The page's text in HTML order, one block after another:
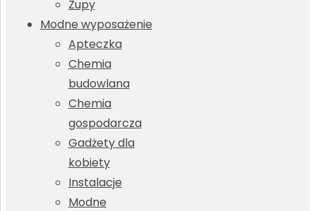
Zupy
Modne wyposażenie
Apteczka
Chemia
budowlana
Chemia
gospodarcza
Gadżety dla
kobiety
Instalacje
Modne